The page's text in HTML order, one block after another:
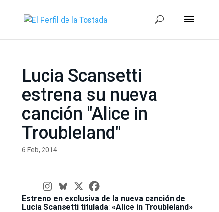
Lucia Scansetti
estrena su nueva
canción "Alice in
Troubleland"
6 Feb, 2014
Estreno en exclusiva de la nueva canción de
Lucia Scansetti titulada: «Alice in Troubleland»